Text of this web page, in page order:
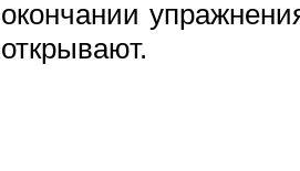
окончании
открывают.